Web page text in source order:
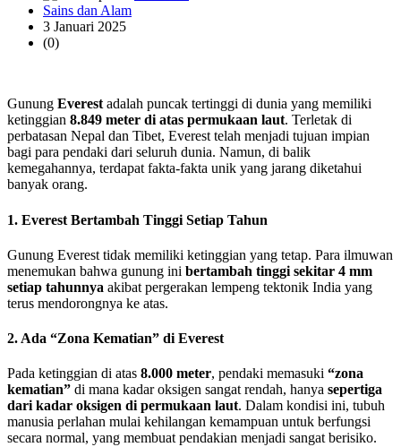
Sains dan Alam
3 Januari 2025
(0)
Gunung Everest adalah puncak tertinggi di dunia yang memiliki
ketinggian 8.849 meter di atas permukaan laut. Terletak di
perbatasan Nepal dan Tibet, Everest telah menjadi tujuan impian
bagi para pendaki dari seluruh dunia. Namun, di balik
kemegahannya, terdapat fakta-fakta unik yang jarang diketahui
banyak orang.
1. Everest Bertambah Tinggi Setiap Tahun
Gunung Everest tidak memiliki ketinggian yang tetap. Para ilmuwan
menemukan bahwa gunung ini bertambah tinggi sekitar 4 mm
setiap tahunnya akibat pergerakan lempeng tektonik India yang
terus mendorongnya ke atas.
2. Ada “Zona Kematian” di Everest
Pada ketinggian di atas 8.000 meter, pendaki memasuki “zona
kematian” di mana kadar oksigen sangat rendah, hanya sepertiga
dari kadar oksigen di permukaan laut. Dalam kondisi ini, tubuh
manusia perlahan mulai kehilangan kemampuan untuk berfungsi
secara normal, yang membuat pendakian menjadi sangat berisiko.